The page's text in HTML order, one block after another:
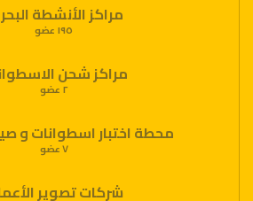
مراكز الأنشطة
١٩٥ عضو
مراكز شحن
٢ عضو
محطة اختبار اسطوانات و
٧ عضو
شركات تصوير